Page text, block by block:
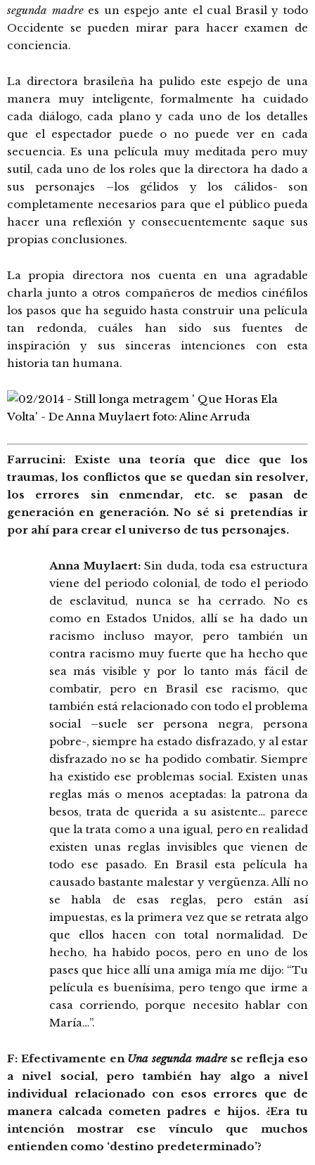
segunda madrees un espejo ante el cual Brasil y todo
Occidente se pueden mirar para hacer examen de
conciencia.
La directora brasileña ha pulido este espejo de una
manera muy inteligente, formalmente ha cuidado
cada diálogo, cada plano y cada uno de los detalles
que el espectador puede o no puede ver en cada
secuencia. Es una película muy meditada pero muy
sutil, cada uno de los roles que la directora ha dado a
sus personajes –los gélidos y los cálidos- son
completamente necesarios para que el público pueda
hacer una reflexión y consecuentemente saque sus
propias conclusiones.
La propia directora nos cuenta en una agradable
charla junto a otros compañeros de medios cinéfilos
los pasos que ha seguido hasta construir una película
tan redonda, cuáles han sido sus fuentes de
inspiración y sus sinceras intenciones con esta
historia tan humana.
Farrucini: Existe una teoría que dice que los
traumas, los conflictos que se quedan sin resolver,
los errores sin enmendar, etc. se pasan de
generación en generación. No sé si pretendías ir
por ahí para crear el universo de tus personajes.
Anna Muylaert:Sin duda, toda esa estructura
viene del periodo colonial, de todo el periodo
de esclavitud, nunca se ha cerrado. No es
como en Estados Unidos, allí se ha dado un
racismo incluso mayor, pero también un
contra racismo muy fuerte que ha hecho que
sea más visible y por lo tanto más fácil de
combatir, pero en Brasil ese racismo, que
también está relacionado con todo el problema
social –suele ser persona negra, persona
pobre-, siempre ha estado disfrazado, y al estar
disfrazado no se ha podido combatir. Siempre
ha existido ese problemas social. Existen unas
reglas más o menos aceptadas: la patrona da
besos, trata de querida a su asistente… parece
que la trata como a una igual, pero en realidad
existen unas reglas invisibles que vienen de
todo ese pasado. En Brasil esta película ha
causado bastante malestar y vergüenza. Allí no
se habla de esas reglas, pero están así
impuestas, es la primera vez que se retrata algo
que ellos hacen con total normalidad. De
hecho, ha habido pocos, pero en uno de los
pases que hice allí una amiga mía me dijo: “Tu
película es buenísima, pero tengo que irme a
casa corriendo, porque necesito hablar con
María…”.
F: Efectivamente en Una segunda madrese refleja eso
a nivel social, pero también hay algo a nivel
individual relacionado con esos errores que de
manera calcada cometen padres e hijos. ¿Era tu
intención mostrar ese vínculo que muchos
entienden como ‘destino predeterminado’?